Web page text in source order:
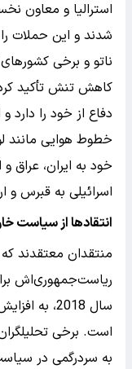
استرالیا و معاون
شدند و این حملات
ناتو و برخی کشورهای
کاهش تنش تأکید
دفاع از خود را دارد
خطوط هوایی مانند
خود به ایران، عراق
اسرائیلی به قبرس و
انتقادها از سیاست
منتقدان معتقدند
ریاست‌جمهوری‌اش
سال 2018،
است. برخی
به سردرگمی در